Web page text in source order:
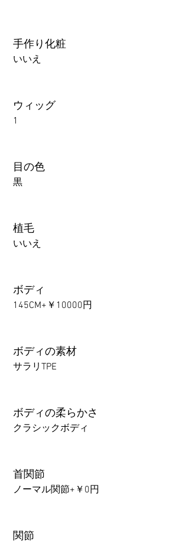
手作り化粧
いいえ
ウィッグ
1
目の色
黒
植毛
いいえ
ボディ
145CM+￥10000円
ボディの素材
サラリTPE
ボディの柔らかさ
クラシックボディ
首関節
ノーマル関節+￥0円
関節